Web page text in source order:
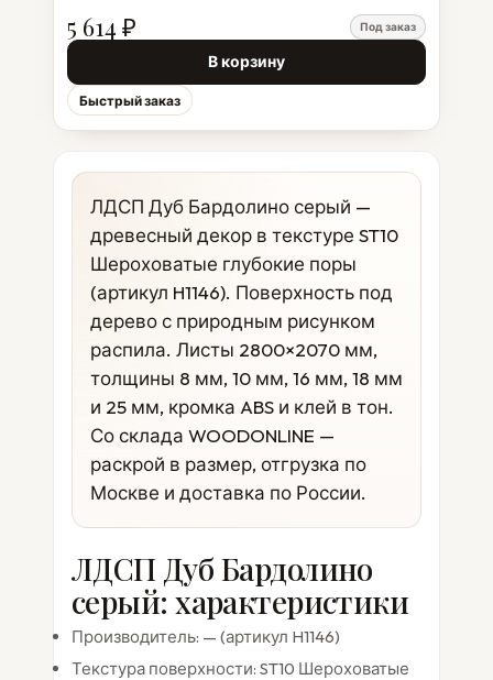
5 614 ₽ Под заказ
В корзину
Быстрый заказ
ЛДСП Дуб Бардолино серый —
древесный декор в текстуре ST10
Шероховатые глубокие поры
(артикул H1146). Поверхность под
дерево с природным рисунком
распила. Листы 2800×2070 мм,
толщины 8 мм, 10 мм, 16 мм, 18 мм
и 25 мм, кромка ABS и клей в тон.
Со склада WOODONLINE —
раскрой в размер, отгрузка по
Москве и доставка по России.
ЛДСП Дуб Бардолино
серый: характеристики
Производитель: — (артикул H1146)
Текстура поверхности: ST10 Шероховатые